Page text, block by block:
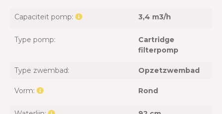
Capaciteit pomp: 3,4 m3/h
Type pomp:
Cartridge
filterpomp
Type zwembad: Opzetzwembad
Vorm: Rond